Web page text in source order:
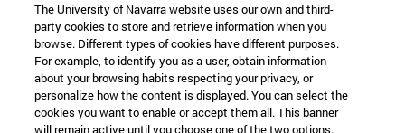
The University of Navarra website uses our own and third-
party cookies to store and retrieve information when you
browse. Different types of cookies have different purposes.
For example, to identify you as a user, obtain information
about your browsing habits respecting your privacy, or
personalize how the content is displayed. You can select the
cookies you want to enable or accept them all. This banner
will remain active until you choose one of the two options.